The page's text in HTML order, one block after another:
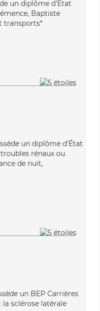
un diplôme d'Etat
Baptiste
transports*
un diplôme d'État
rénaux ou
de nuit,
un BEP Carrières
sclérose latérale